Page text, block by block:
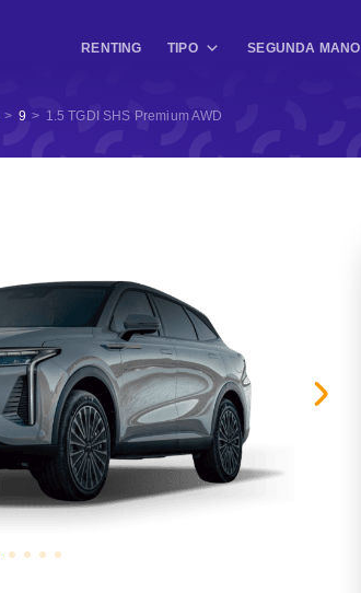
RENTING TIPO SEGUNDA MANO
> 9 > 1.5 TGDI SHS Premium AWD